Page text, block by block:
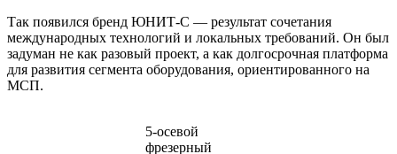
Так появился бренд ЮНИТ-С — результат сочетания
международных технологий и локальных требований. Он был
задуман не как разовый проект, а как долгосрочная платформа
для развития сегмента оборудования, ориентированного на
МСП.
5-осевой
фрезерный